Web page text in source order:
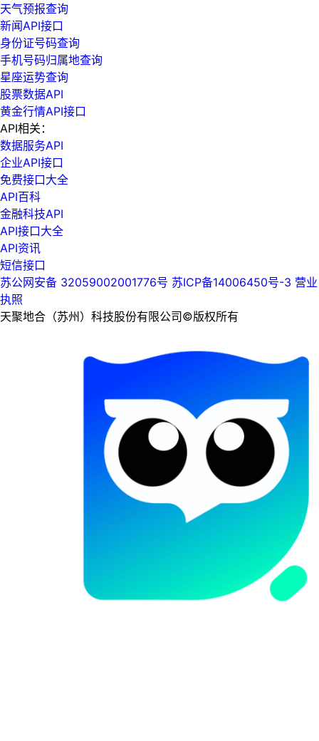
天气预报查询
新闻API接口
身份证号码查询
手机号码归属地查询
星座运势查询
股票数据API
黄金行情API接口
API相关：
数据服务API
企业API接口
免费接口大全
API百科
金融科技API
API接口大全
API资讯
短信接口
苏公网安备 32059002001776号 苏ICP备14006450号-3 营业
执照
天聚地合（苏州）科技股份有限公司©版权所有